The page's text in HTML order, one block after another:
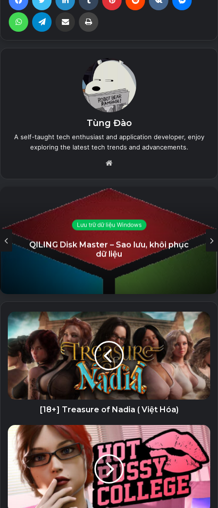
Watson đến để điều tra một vụ mất tích bí ẩn, khi đột nhiên
họ bị dính vào một loạt những vụ giết người kinh hoàng.
Trong suốt quá trình điều tra, họ khám phá ra rằng có một
mạng, và Sherlock Holmes phải đối mặt với những thế lực
siêu nhiên đáng sợ để giải quyết vụ án.
Sherlock Holmes The Awakened là một trò chơi phiêu lưu
đóng vai trò người chơi thứ ba, với giao diện đồ họa 3D và
các câu đố, bẫy và tìm kiếm đòi hỏi người chơi suy nghĩ
Sherlock Holmes và John Watson để tìm kiếm manh mối,
Tính năng
Sherlock Holmes The Awakened mang đến cho người chơi
một loạt các tính năng hấp dẫn, bao gồm:
AutoPlay Menu Builder Unlocked – Tạo
Menu phát tự động
19 September, 2023
GiliSoft Secure Disc Creator Unlocked
– Ghi đĩa CD/DVD và bảo mật dữ liệu
7 September, 2023
Stellar Repair for Video (All Editons
Unlocked) – Sửa chữa file video bị lỗi
5 September, 2023
Eltima USB Network Gate Unlocked –
Phần mềm hỗ trợ chia sẻ kết nối USB
qua Internet
23 August, 2023
WhatsAppTelegram Share via Email Print
Tùng Đào
A self-taught tech enthusiast and application developer, enjoy
exploring the latest tech trends and advancements.
Lưu trữ dữ liệu Windows
QILING Disk Master – Sao lưu, khôi phục
dữ liệu
[18+] Treasure of Nadia ( Việt Hóa)